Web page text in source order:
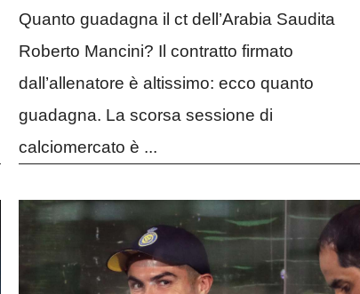
Quanto guadagna il ct dell’Arabia Saudita
Roberto Mancini? Il contratto firmato
dall’allenatore è altissimo: ecco quanto
guadagna. La scorsa sessione di
calciomercato è ...